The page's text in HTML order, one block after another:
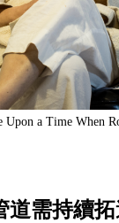
Upon a Time When
道需持續